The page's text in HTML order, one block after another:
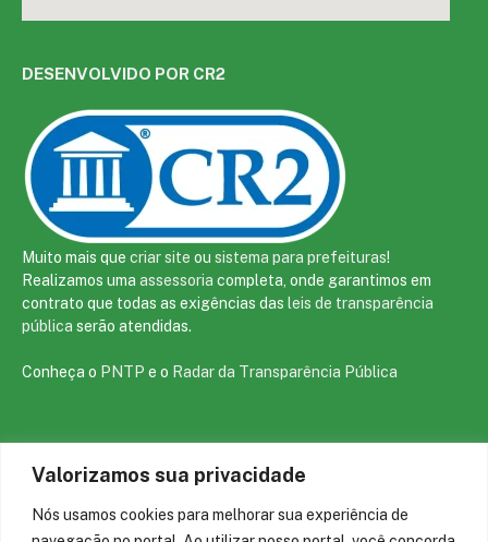
Valorizamos sua privacidade
Nós usamos cookies para melhorar sua experiência de
DESENVOLVIDO POR CR2
Muito mais que criar site ou sistema para prefeituras!
Realizamos uma assessoria completa, onde garantimos em
contrato que todas as exigências das leis de transparência
pública serão atendidas.
Conheça o PNTP e o Radar da Transparência Pública
Todos os direitos reservados a prefeitura de São João da Varjota
Mapa do Site Acessar Área Administrativa